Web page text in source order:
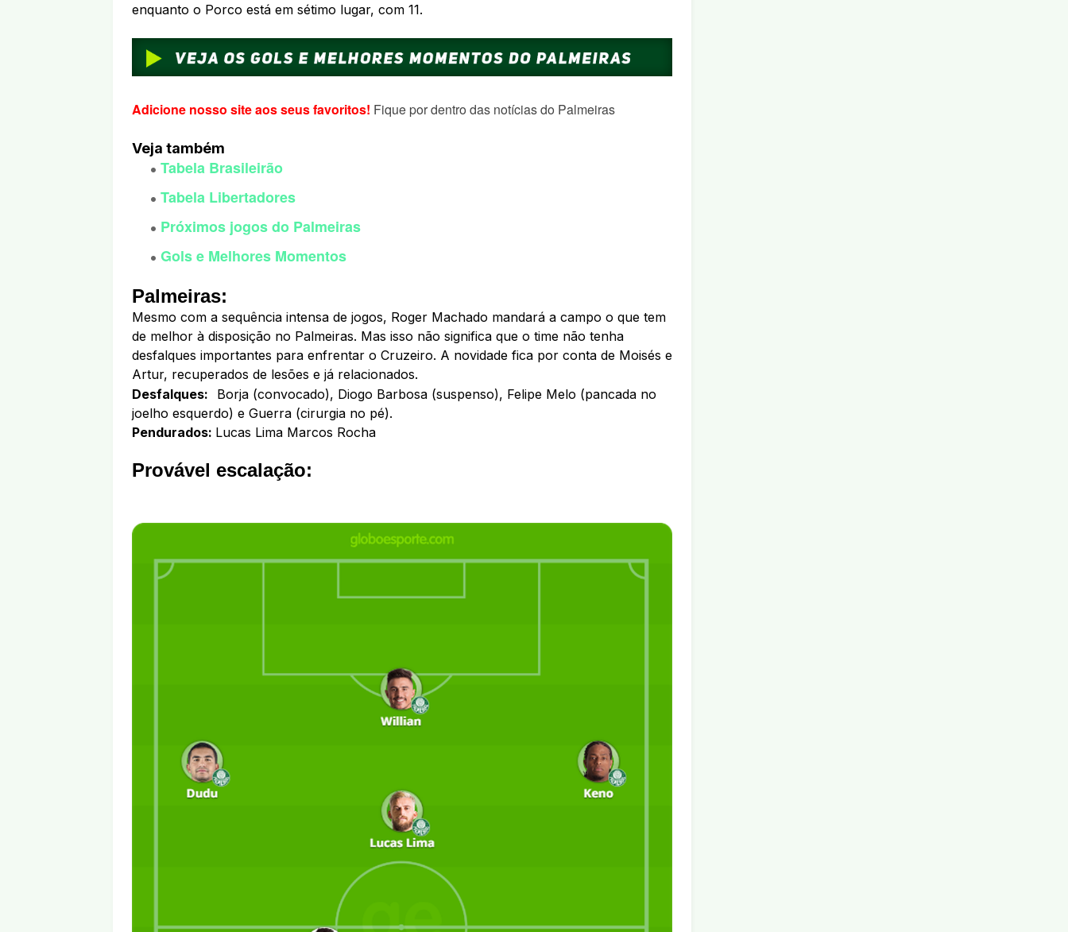
enquanto o Porco está em sétimo lugar, com 11.
Adicione nosso site aos seus favoritos! Fique por dentro das notícias do Palmeiras
Veja também
Tabela Brasileirão
Tabela Libertadores
Próximos jogos do Palmeiras
Gols e Melhores Momentos
Palmeiras:
Mesmo com a sequência intensa de jogos, Roger Machado mandará a campo o que tem
de melhor à disposição no Palmeiras. Mas isso não significa que o time não tenha
desfalques importantes para enfrentar o Cruzeiro. A novidade fica por conta de Moisés e
Artur, recuperados de lesões e já relacionados.
Desfalques:
Borja (convocado), Diogo Barbosa (suspenso), Felipe Melo (pancada no
joelho esquerdo) e Guerra (cirurgia no pé).
Pendurados: Lucas Lima Marcos Rocha
Provável escalação: